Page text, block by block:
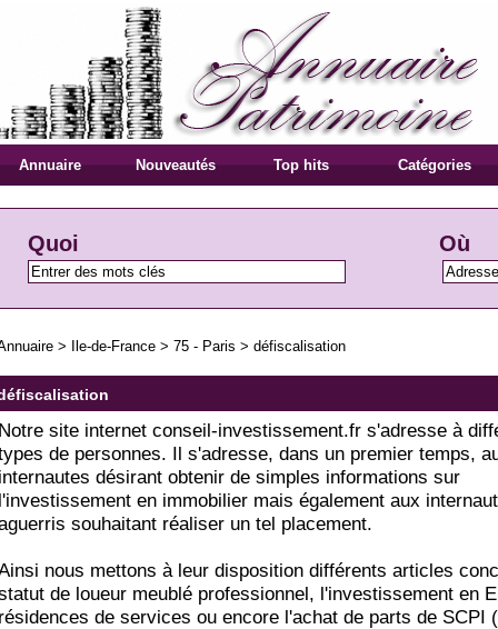
Annuaire Nouveautés Top hits Catégories
Quoi Où
> Ile-de-France > 75 - Paris > défiscalisation
site internet conseil-investissement.fr s'adresse à
de personnes. Il s'adresse, dans un premier temps,
désirant obtenir de simples informations sur
en immobilier mais également aux
souhaitant réaliser un tel placement.
nous mettons à leur disposition différents articles
de loueur meublé professionnel, l'investissement en
de services ou encore l'achat de parts de SCPI